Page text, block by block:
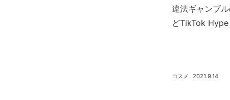
違法ギャンブ
どTikTok
2021.9.14
コスメ